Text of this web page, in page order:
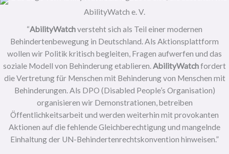
AbilityWatch e. V.
“AbilityWatchversteht sich als Teil einer modernen
Behindertenbewegung in Deutschland. Als Aktionsplattform
wollen wir Politik kritisch begleiten, Fragen aufwerfen und das
soziale Modell von Behinderung etablieren. AbilityWatchfordert
die Vertretung für Menschen mit Behinderung von Menschen mit
Behinderungen. Als DPO (Disabled People’s Organisation)
organisieren wir Demonstrationen, betreiben
Öffentlichkeitsarbeit und werden weiterhin mit provokanten
Aktionen auf die fehlende Gleichberechtigung und mangelnde
Einhaltung der UN-Behindertenrechtskonvention hinweisen.”